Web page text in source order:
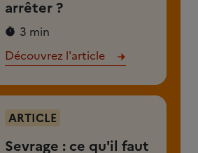
arrêter ?
3 min
Découvrez l'article
ARTICLE
Sevrage : ce qu'il faut